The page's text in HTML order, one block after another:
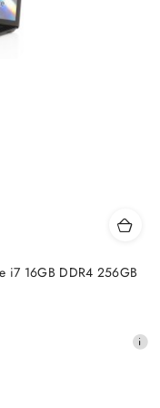
i7 16GB DDR4 256GB